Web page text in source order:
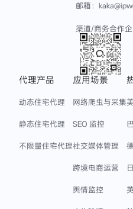
邮箱：
渠道/商务合作
代理产品
动态住宅代理
静态住宅代理
不限量住宅代理
应用场景
网络爬虫与采集
SEO 监控
社交媒体管理
跨境电商运营
舆情监控